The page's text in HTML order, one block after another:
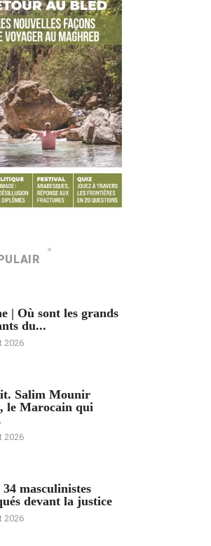
| Où sont les grands
du...
2026
Salim Mounir
le Marocain qui
2026
masculinistes
devant la justice
2026